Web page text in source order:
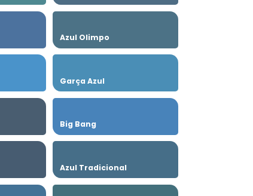
Azul Olimpo
Garça Azul
Big Bang
Azul Tradicional